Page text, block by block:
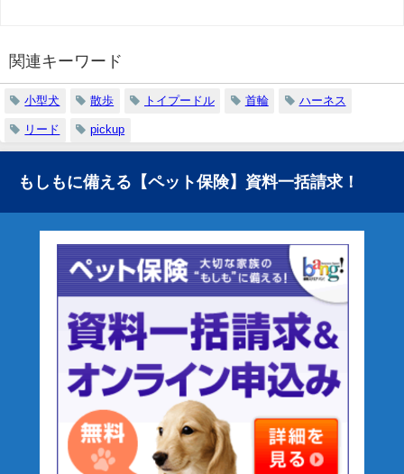
関連キーワード
小型犬 散歩 トイプードル 首輪 ハーネス
リード pickup
もしもに備える【ペット保険】資料一括請求！